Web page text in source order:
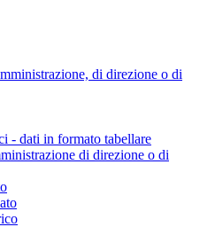
di direzione o di
- dati in formato tabellare
di direzione o di